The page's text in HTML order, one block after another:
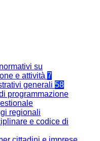
su
e attività 7
generali 58
programmazione
regionali
e codice di